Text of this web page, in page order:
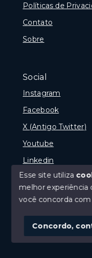
Olá!
Políticas de
Contato
Sobre
Social
Instagram
Facebook
X (Antigo Twitter)
Youtube
Linkedin
© Copyright 2026 -
SITE PARA IMOBILIARIA
Esse site utiliza
melhor experiência
você concorda com
Concordo,